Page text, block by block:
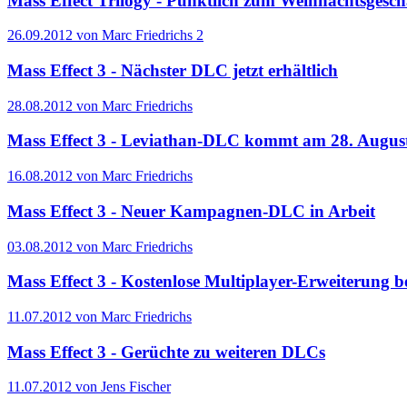
26.09.2012 von Marc Friedrichs 2
Mass Effect 3 - Nächster DLC jetzt erhältlich
28.08.2012 von Marc Friedrichs
Mass Effect 3 - Leviathan-DLC kommt am 28.
16.08.2012 von Marc Friedrichs
Mass Effect 3 - Neuer Kampagnen-DLC in Arbeit
03.08.2012 von Marc Friedrichs
Mass Effect 3 - Kostenlose Multiplayer-Erweiterung
11.07.2012 von Marc Friedrichs
Mass Effect 3 - Gerüchte zu weiteren DLCs
11.07.2012 von Jens Fischer